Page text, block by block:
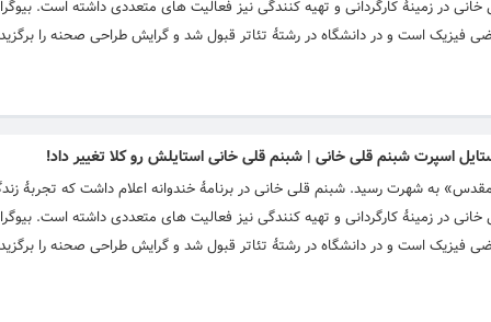
شبنم قلی خانی متولد 19 آبان سال 1356 است. شبنم قلی خانی در زمینۀ کارگردانی و تهیه کنندگی نیز فعالیت های متعددی داشته
است. او دارای دیپلم ریاضی فیزیک است و در دانشگاه در رشتهٔ تئاتر قبول شد و گرایش طراحی صحنه را
اسپرت شبنم قلی خانی | شبنم قلی خانی استایلش رو کلا تغییر داد!
به شهرت رسید. شبنم قلی خانی در برنامۀ خندوانه اعلام داشت که تجربۀ
شبنم قلی خانی متولد 19 آبان سال 1356 است. شبنم قلی خانی در زمینۀ کارگردانی و تهیه کنندگی نیز فعالیت های متعددی داشته
است. او دارای دیپلم ریاضی فیزیک است و در دانشگاه در رشتهٔ تئاتر قبول شد و گرایش طراحی صحنه را